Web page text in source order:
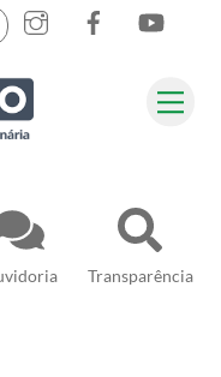
Transparência